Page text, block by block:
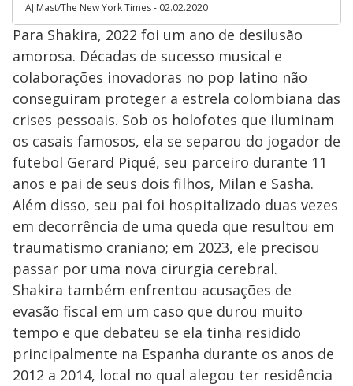
AJ Mast/The New York Times - 02.02.2020
Para Shakira, 2022 foi um ano de desilusão
amorosa. Décadas de sucesso musical e
colaborações inovadoras no pop latino não
conseguiram proteger a estrela colombiana das
crises pessoais. Sob os holofotes que iluminam
os casais famosos, ela se separou do jogador de
futebol Gerard Piqué, seu parceiro durante 11
anos e pai de seus dois filhos, Milan e Sasha.
Além disso, seu pai foi hospitalizado duas vezes
em decorrência de uma queda que resultou em
traumatismo craniano; em 2023, ele precisou
passar por uma nova cirurgia cerebral.
Shakira também enfrentou acusações de
evasão fiscal em um caso que durou muito
tempo e que debateu se ela tinha residido
principalmente na Espanha durante os anos de
2012 a 2014, local no qual alegou ter residência